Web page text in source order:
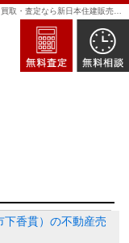
下香貫）の不動産売